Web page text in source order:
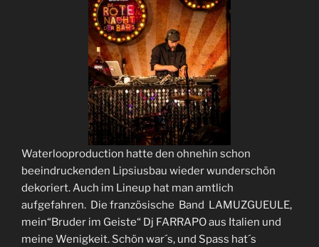
Waterlooproduction hatte den ohnehin schon
beeindruckenden Lipsiusbau wieder wunderschön
dekoriert. Auch im Lineup hat man amtlich
aufgefahren. Die französische Band LAMUZGUEULE,
mein“Bruder im Geiste“ Dj FARRAPO aus Italien und
meine Wenigkeit. Schön war´s, und Spass hat´s